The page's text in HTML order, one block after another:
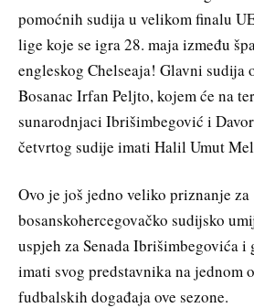
pomoćnih sudija u velikom finalu
lige koje se igra 28. maja između
engleskog Chelseaja! Glavni sudija
Bosanac Irfan Peljto, kojem će na
sunarodnjaci Ibrišimbegović i
četvrtog sudije imati Halil Umut
Ovo je još jedno veliko priznanje za
bosanskohercegovačko sudijsko
uspjeh za Senada Ibrišimbegovića
imati svog predstavnika na jednom
fudbalskih događaja ove sezone.